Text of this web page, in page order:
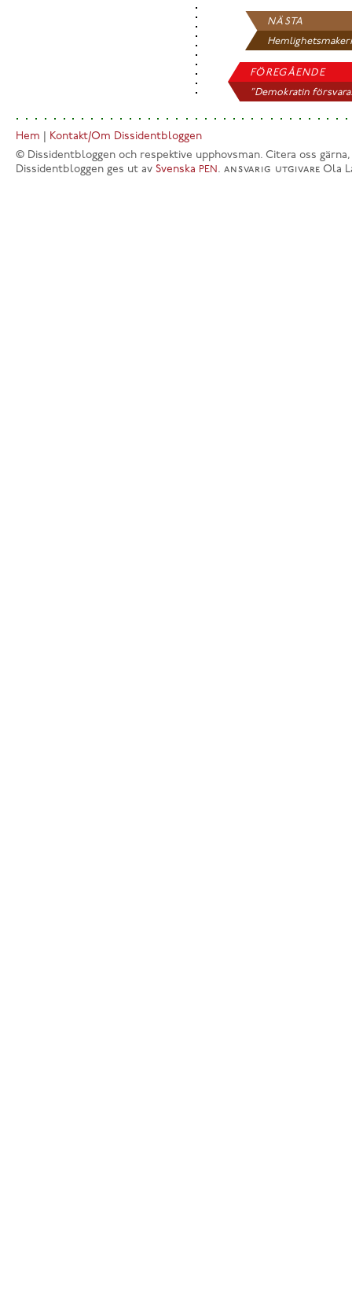
NÄSTA
Hemlighetsmakeri
och...
FÖREGÅENDE
”Demokratin
Hem
Kontakt/Om Dissidentbloggen
© Dissidentbloggen och respektive upphovsman. Citera oss
Dissidentbloggen ges ut av Svenska PEN . ansvarig utgivare Ola